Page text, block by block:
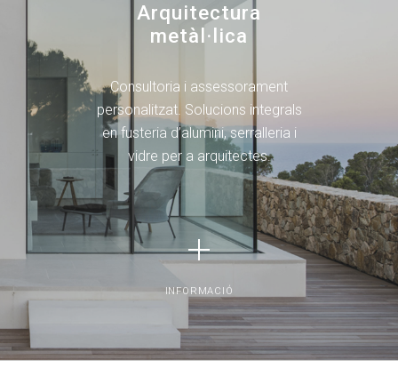
Arquitectura
metàl·lica
Consultoria i assessorament
personalitzat. Solucions integrals
en fusteria d’alumini, serralleria i
vidre per a arquitectes.
INFORMACIÓ